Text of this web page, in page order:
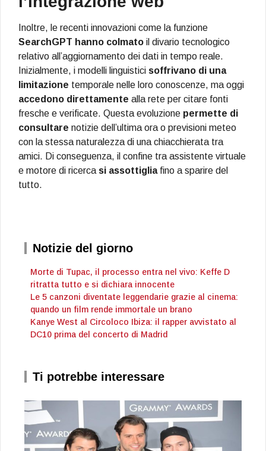
Inoltre, le recenti innovazioni come la funzione
SearchGPT hanno colmato il divario tecnologico
relativo all’aggiornamento dei dati in tempo reale.
Inizialmente, i modelli linguistici soffrivano di una
limitazione temporale nelle loro conoscenze, ma oggi
accedono direttamente alla rete per citare fonti
fresche e verificate. Questa evoluzione permette di
consultare notizie dell’ultima ora o previsioni meteo
con la stessa naturalezza di una chiacchierata tra
amici. Di conseguenza, il confine tra assistente virtuale
e motore di ricerca si assottigliafino a sparire del
tutto.
Notizie del giorno
Morte di Tupac, il processo entra nel vivo: Keffe D
ritratta tutto e si dichiara innocente
Le 5 canzoni diventate leggendarie grazie al cinema:
quando un film rende immortale un brano
Kanye West al Circoloco Ibiza: il rapper avvistato al
DC10 prima del concerto di Madrid
Ti potrebbe interessare